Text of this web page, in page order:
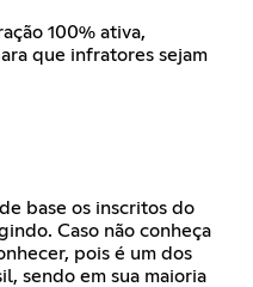
100% ativa,
que infratores sejam
base os inscritos do
Caso não conheça
pois é um dos
sendo em sua maioria